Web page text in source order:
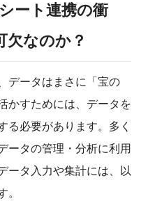
ート連携の衝
欠なのか？
データはまさに「宝の
かすためには、データを
る必要があります。多く
ータの管理・分析に利用
ータ入力や集計には、以